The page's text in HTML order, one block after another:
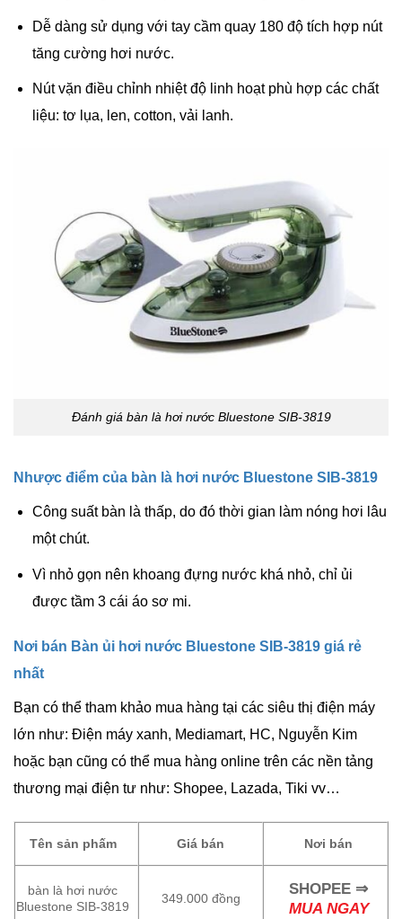
Dễ dàng sử dụng với tay cầm quay 180 độ tích hợp nút
tăng cường hơi nước.
Nút vặn điều chỉnh nhiệt độ linh hoạt phù hợp các chất
liệu: tơ lụa, len, cotton, vải lanh.
Đánh giá bàn là hơi nước Bluestone SIB-3819
Nhược điểm của bàn là hơi nước Bluestone SIB-3819
Công suất bàn là thấp, do đó thời gian làm nóng hơi lâu
một chút.
Vì nhỏ gọn nên khoang đựng nước khá nhỏ, chỉ ủi
được tầm 3 cái áo sơ mi.
Nơi bán Bàn ủi hơi nước Bluestone SIB-3819 giá rẻ
nhất
Bạn có thể tham khảo mua hàng tại các siêu thị điện máy
lớn như: Điện máy xanh, Mediamart, HC, Nguyễn Kim
hoặc bạn cũng có thể mua hàng online trên các nền tảng
thương mại điện tư như: Shopee, Lazada, Tiki vv…
Tên sản phấm Giá bán Nơi bán
bàn là hơi nước
Bluestone SIB-3819
349.000 đồng
SHOPEE ⇒
MUA NGAY